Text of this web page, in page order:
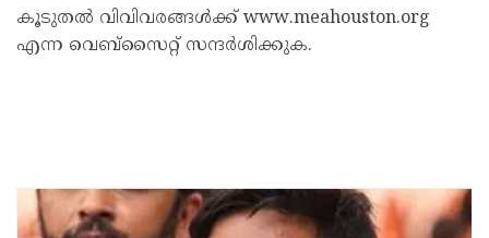
കൂടുതല്‍ വിവിവരങ്ങള്‍ക്ക് www.meahouston.org
എന്ന വെബ്‌സൈറ്റ് സന്ദര്‍ശിക്കുക.